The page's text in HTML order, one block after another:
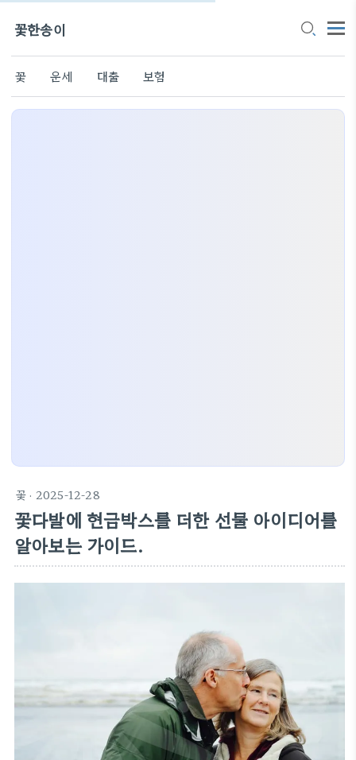
꽃한송이
꽃 운세 대출 보험
꽃 · 2025-12-28
꽃다발에 현금박스를 더한 선물 아이디어를
알아보는 가이드.